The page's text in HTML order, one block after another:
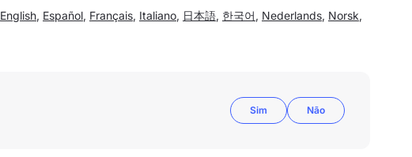
English, Español, Français, Italiano, 日本語, 한국어 , Nederlands, Norsk,
Sim Não